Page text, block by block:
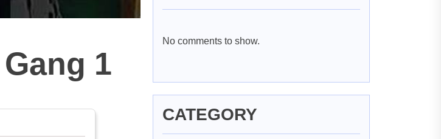
1
No comments to show.
CATEGORY